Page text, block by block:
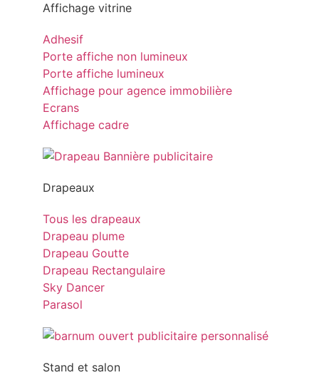
Affichage vitrine
Adhesif
Porte affiche non lumineux
Porte affiche lumineux
Affichage pour agence immobilière
Ecrans
Affichage cadre
Drapeaux
Tous les drapeaux
Drapeau plume
Drapeau Goutte
Drapeau Rectangulaire
Sky Dancer
Parasol
Stand et salon